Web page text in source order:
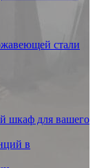
стали
шкаф для вашего
в